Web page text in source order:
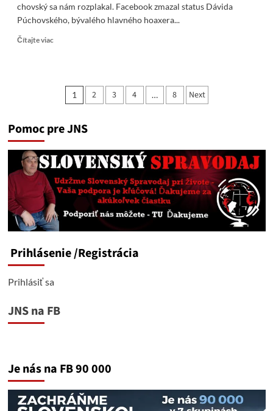
chovský sa nám rozplakal. Facebook zmazal status Dávida
Púchovského, bývalého hlavného hoaxera...
Čítajte viacRead
panike,
zmazal
Medvedík
Pú-
chovský
sa
nám
rozplakal
Stránkovanie
1 2 3 4 … 8 Next
Pomoc pre JNS
Prihlásenie/Registrácia
Prihlásiť sa
JNS na FB
Je nás na FB 90 000